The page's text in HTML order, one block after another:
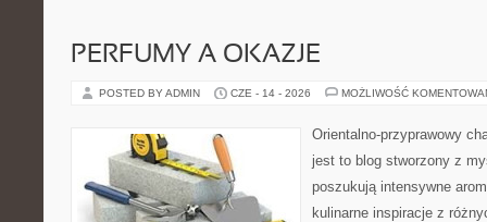
PERFUMY A OKAZJE
POSTED BY ADMIN CZE - 14 - 2026 MOŻLIWOŚĆ
Orientalno-przyprawowy
jest to blog stworzony z
poszukują intensywne
kulinarne inspiracje z